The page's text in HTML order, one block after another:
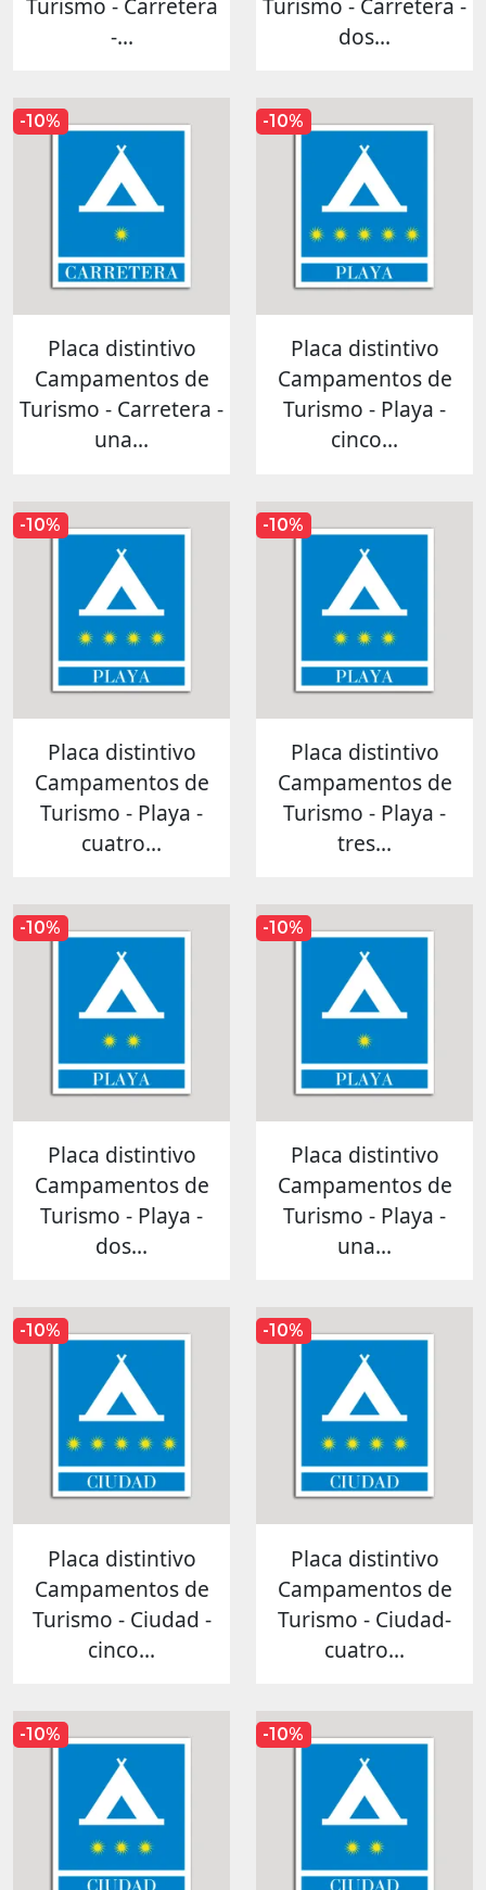
Turismo - Carretera
-...
Turismo - Carretera -
dos...
Placa distintivo
Campamentos de
Turismo - Carretera -
una...
-10%
Placa distintivo
Campamentos de
Turismo - Playa -
cinco...
-10%
Placa distintivo
Campamentos de
Turismo - Playa -
cuatro...
-10%
Placa distintivo
Campamentos de
Turismo - Playa -
tres...
-10%
Placa distintivo
Campamentos de
Turismo - Playa -
dos...
-10%
Placa distintivo
Campamentos de
Turismo - Playa -
una...
-10%
Placa distintivo
Campamentos de
Turismo - Ciudad -
cinco...
-10%
Placa distintivo
Campamentos de
Turismo - Ciudad-
cuatro...
-10%
-10% -10%